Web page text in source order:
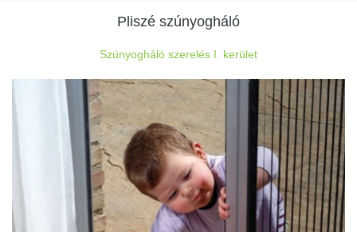
Pliszé szúnyogháló
Szúnyogháló szerelés I. kerület